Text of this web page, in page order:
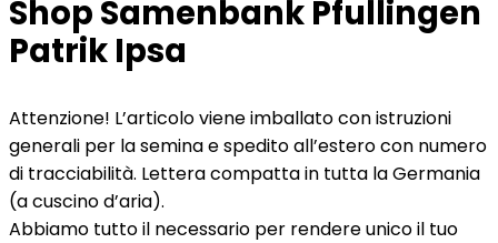
Shop Samenbank Pfullingen
Patrik Ipsa
Attenzione! L’articolo viene imballato con istruzioni
generali per la semina e spedito all’estero con numero
di tracciabilità. Lettera compatta in tutta la Germania
(a cuscino d’aria).
Abbiamo tutto il necessario per rendere unico il tuo